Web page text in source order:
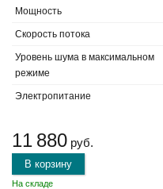
Мощность
Скорость потока
Уровень шума в максимальном
режиме
Электропитание
11 880 руб.
В корзину
На складе